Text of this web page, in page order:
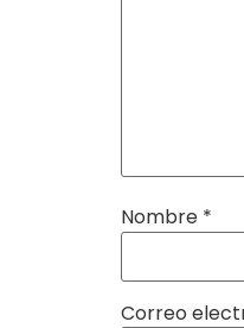
Nombre *
Correo